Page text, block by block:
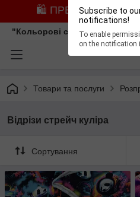
Subscribe to
notifications!
To enable
on the notification
🛍️
"Кольорові сни"
Товари та послуги
Відрізи стрейч куліра
Сортування